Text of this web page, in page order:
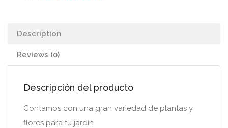
Description
Reviews (0)
Descripción del producto
Contamos con una gran variedad de plantas y
flores para tu jardín